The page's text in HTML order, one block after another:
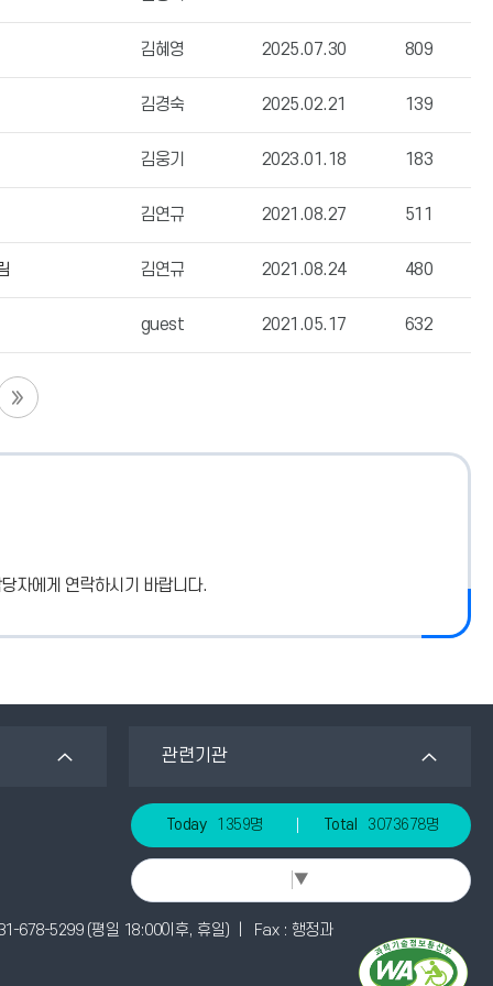
김혜영 2025.07.30 809
김경숙 2025.02.21 139
김웅기 2023.01.18 183
김연규 2021.08.27 511
김연규 2021.08.24 480
guest 2021.05.17 632
자에게 연락하시기 바랍니다.
관련기관
678-5299 (평일 18:00이후, 휴일) | Fax : 행정과
Today 1359명 Total 3073678명
▼